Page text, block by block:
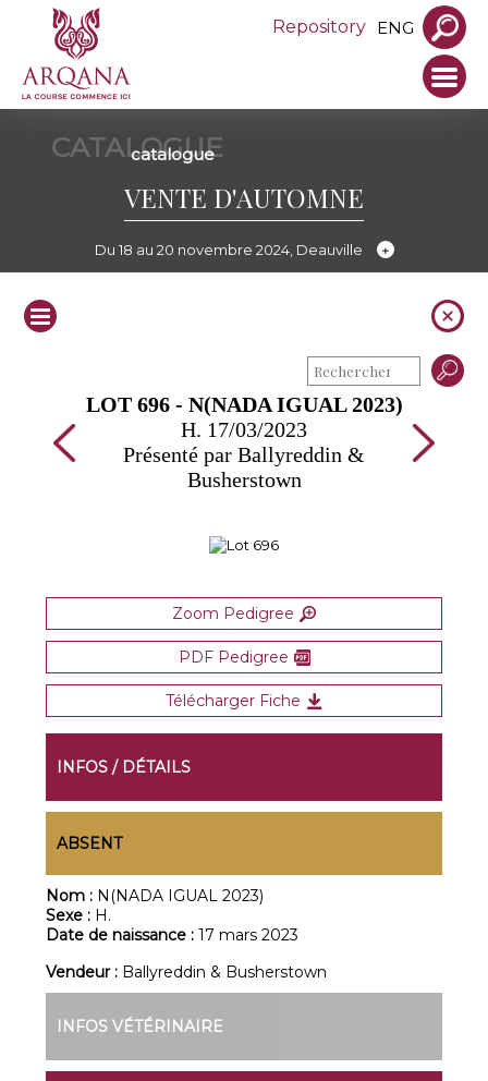
Repository ENG
CATALOGUE
catalogue
VENTE D'AUTOMNE
Du 18 au 20 novembre 2024, Deauville
LOT 696 - N(NADA IGUAL 2023)
H. 17/03/2023
Présenté par Ballyreddin &
Busherstown
Zoom Pedigree
PDF Pedigree
Télécharger Fiche
INFOS / DÉTAILS
ABSENT
Nom : N(NADA IGUAL 2023)
Sexe : H.
Date de naissance :17 mars 2023
Vendeur : Ballyreddin & Busherstown
INFOS VÉTÉRINAIRE